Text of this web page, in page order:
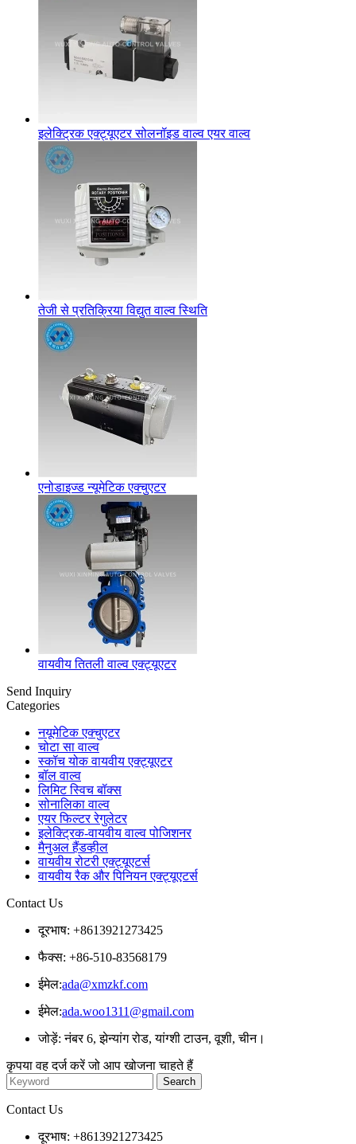
इलेक्ट्रिक एक्ट्यूएटर सोलनॉइड वाल्व एयर वाल्व
तेजी से प्रतिक्रिया विद्युत वाल्व स्थिति
एनोडाइज्ड न्यूमेटिक एक्चुएटर
वायवीय तितली वाल्व एक्ट्यूएटर
Send Inquiry
Categories
नयूमेटिक एक्चुएटर
चोटा सा वाल्व
स्कॉच योक वायवीय एक्ट्यूएटर
बॉल वाल्व
लिमिट स्विच बॉक्स
सोनालिका वाल्व
एयर फिल्टर रेगुलेटर
इलेक्ट्रिक-वायवीय वाल्व पोजिशनर
मैनुअल हैंडव्हील
वायवीय रोटरी एक्ट्यूएटर्स
वायवीय रैक और पिनियन एक्ट्यूएटर्स
Contact Us
दूरभाष: +8613921273425
फैक्स: +86-510-83568179
ईमेल:ada@xmzkf.com
ईमेल:ada.woo1311@gmail.com
जोड़ें: नंबर 6, झेन्यांग रोड, यांग्शी टाउन, वूशी, चीन।
कृपया वह दर्ज करें जो आप खोजना चाहते हैं
Contact Us
दूरभाष: +8613921273425